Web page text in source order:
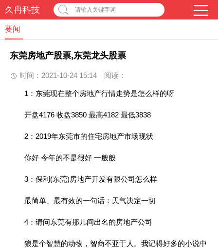
久冉科技 请输入关键字词
要闻
东莞房地产股票,东莞龙头股票
时间：2021-10-24 15:14 阅读：
1：东莞现在整个房地产行情走势是怎么样的呀
开盘4176 收盘3850 最高4182 最低3838
2：2019年东莞市的住宅房地产市场现状
你好 今年的不是很好 一般般
3：保利(东莞)房地产开发有限公司怎么样
最简单、最有效的一句话：天气决定一切
4：请问东莞有那几间出名的房地产公司
狼是个智慧的动物，智商不亚于人。我记得好多的小说中